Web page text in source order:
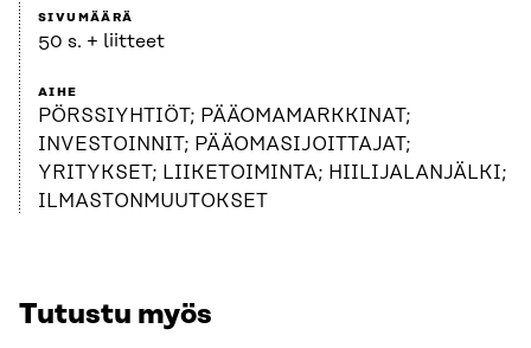
SIVUMÄÄRÄ
50 s. + liitteet
AIHE
PÖRSSIYHTIÖT; PÄÄOMAMARKKINAT;
INVESTOINNIT; PÄÄOMASIJOITTAJAT;
YRITYKSET; LIIKETOIMINTA; HIILIJALANJÄLKI;
ILMASTONMUUTOKSET
Tutustu myös